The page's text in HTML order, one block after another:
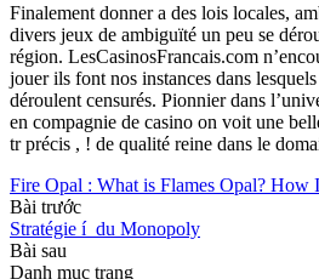
Finalement donner a des lois locales,
divers jeux de ambiguïté un peu se
région. LesCasinosFrancais.com
jouer ils font nos instances dans
déroulent censurés. Pionnier dans
en compagnie de casino on voit une
tr précis , ! de qualité reine dans le
Fire Opal : What is Flames Opal? How
Bài trước
Stratégie í du Monopoly
Bài sau
Danh mục trang